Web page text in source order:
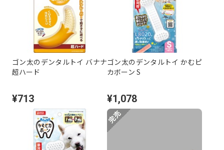
ゴン太のデンタルトイ バナナ
超ハード
¥713
ゴン太のデンタルトイ かむピ
カボーン S
¥1,078